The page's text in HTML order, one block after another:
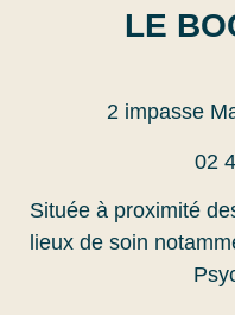
LE
2 impasse
02
Située à proximité
lieux de soin